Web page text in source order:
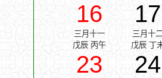
16
三月十一
戊辰 丙午
17
三月十
戊辰 丁
23 24